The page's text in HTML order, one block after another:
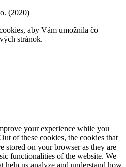
(2020)
aby Vám umožnila čo
stránok.
your experience while you
of these cookies, the cookies that
stored on your browser as they are
functionalities of the website. We